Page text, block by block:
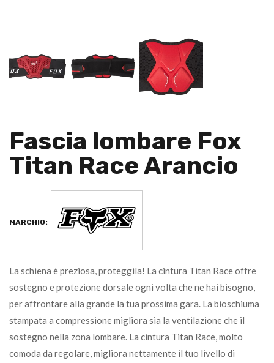
Fascia lombare Fox
Titan Race Arancio
MARCHIO:
La schiena è preziosa, proteggila! La cintura Titan Race offre
sostegno e protezione dorsale ogni volta che ne hai bisogno,
per affrontare alla grande la tua prossima gara. La bioschiuma
stampata a compressione migliora sia la ventilazione che il
sostegno nella zona lombare. La cintura Titan Race, molto
comoda da regolare, migliora nettamente il tuo livello di